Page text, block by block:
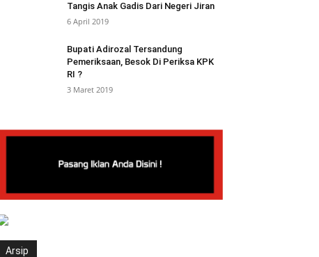
Tangis Anak Gadis Dari Negeri Jiran
6 April 2019
Bupati Adirozal Tersandung
Pemeriksaan, Besok Di Periksa KPK
RI ?
3 Maret 2019
Arsip